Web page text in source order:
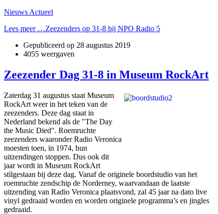
Nieuws Actueel
Lees meer …Zeezenders op 31-8 bij NPO Radio 5
Gepubliceerd op 28 augustus 2019
4055 weergaven
Zeezender Dag 31-8 in Museum RockArt
Zaterdag 31 augustus staat Museum
RockArt weer in het teken van de
zeezenders. Deze dag staat in
Nederland bekend als de "The Day
the Music Died". Roemruchte
zeezenders waaronder Radio Veronica
moesten toen, in 1974, hun
uitzendingen stoppen. Dus ook dit
jaar wordt in Museum RockArt
stilgestaan bij deze dag. Vanaf de originele boordstudio van het
roemruchte zendschip de Norderney, waarvandaan de laatste
uitzending van Radio Veronica plaatsvond, zal 45 jaar na dato live
vinyl gedraaid worden en worden originele programma’s en jingles
gedraaid.